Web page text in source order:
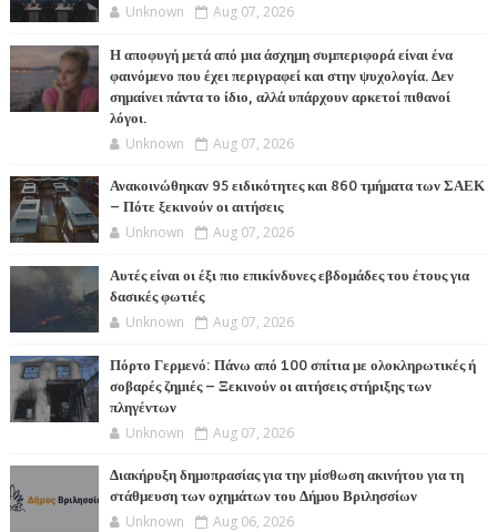
Unknown Aug 07, 2026
Η αποφυγή μετά από μια άσχημη συμπεριφορά είναι ένα
φαινόμενο που έχει περιγραφεί και στην ψυχολογία. Δεν
σημαίνει πάντα το ίδιο, αλλά υπάρχουν αρκετοί πιθανοί
λόγοι.
Unknown Aug 07, 2026
Ανακοινώθηκαν 95 ειδικότητες και 860 τμήματα των ΣΑΕΚ
– Πότε ξεκινούν οι αιτήσεις
Unknown Aug 07, 2026
Αυτές είναι οι έξι πιο επικίνδυνες εβδομάδες του έτους για
δασικές φωτιές
Unknown Aug 07, 2026
Πόρτο Γερμενό: Πάνω από 100 σπίτια με ολοκληρωτικές ή
σοβαρές ζημιές – Ξεκινούν οι αιτήσεις στήριξης των
πληγέντων
Unknown Aug 07, 2026
Διακήρυξη δημοπρασίας για την μίσθωση ακινήτου για τη
στάθμευση των οχημάτων του Δήμου Βριλησσίων
Unknown Aug 06, 2026